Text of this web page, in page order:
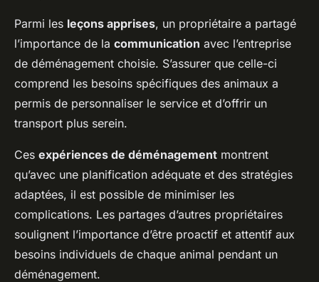
Parmi les leçons apprises, un propriétaire a partagé
l’importance de la communication avec l’entreprise
de déménagement choisie. S’assurer que celle-ci
comprend les besoins spécifiques des animaux a
permis de personnaliser le service et d’offrir un
transport plus serein.
Ces expériences de déménagement montrent
qu’avec une planification adéquate et des stratégies
adaptées, il est possible de minimiser les
complications. Les partages d’autres propriétaires
soulignent l’importance d’être proactif et attentif aux
besoins individuels de chaque animal pendant un
déménagement.